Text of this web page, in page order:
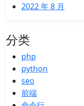
2022 年 8 月
分类
php
python
seo
前端